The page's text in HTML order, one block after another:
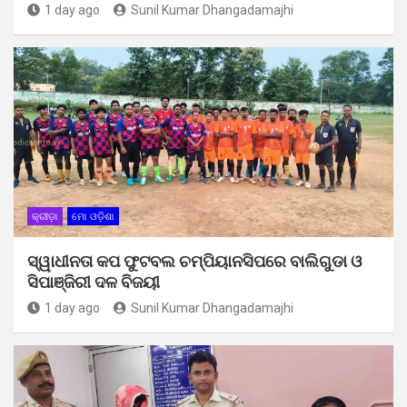
1 day ago Sunil Kumar Dhangadamajhi
କ୍ରୀଡ଼ା ମୋ ଓଡ଼ିଶା
ସ୍ୱାଧୀନତା କପ ଫୁଟବଲ ଚମ୍ପିୟାନସିପରେ ବାଲିଗୁଡା ଓ
ସିପାଞ୍ଜିରୀ ଦଳ ବିଜୟୀ
1 day ago Sunil Kumar Dhangadamajhi